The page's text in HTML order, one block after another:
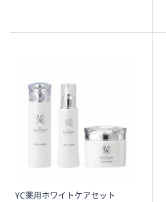
YC薬用ホワイトケアセット